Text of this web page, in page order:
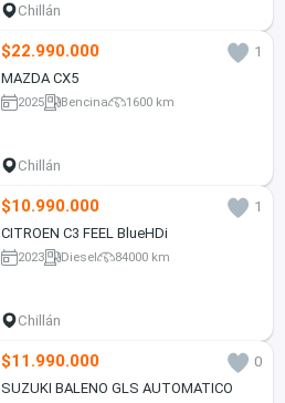
Chillán
$22.990.000
1
MAZDA CX5
2025 Bencina 1600 km
Chillán
$10.990.000
1
CITROEN C3 FEEL BlueHDi
2023 Diesel 84000 km
Chillán
$11.990.000
0
SUZUKI BALENO GLS AUTOMATICO